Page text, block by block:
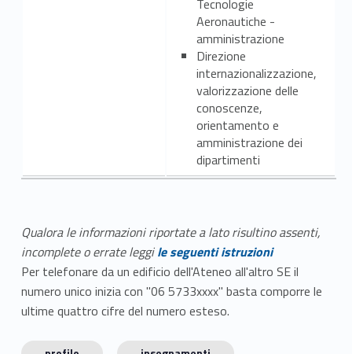
Aeronautiche -
amministrazione
Direzione
internazionalizzazione,
valorizzazione delle
conoscenze,
orientamento e
amministrazione dei
dipartimenti
Qualora le informazioni riportate a lato risultino assenti,
incomplete o errate leggile seguenti istruzioni
Per telefonare da un edificio dell'Ateneo all'altro SE il
numero unico inizia con "06 5733xxxx" basta comporre le
ultime quattro cifre del numero esteso.